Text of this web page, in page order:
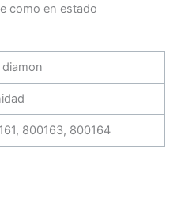
como en estado
diamon
800163, 800164